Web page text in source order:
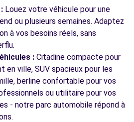
les agences
Louez votre véhicule pour une
ou plusieurs semaines. Adaptez
à vos besoins réels, sans
: Citadine compacte pour
en ville, SUV spacieux pour les
berline confortable pour vos
ou utilitaire pour vos
- notre parc automobile répond à